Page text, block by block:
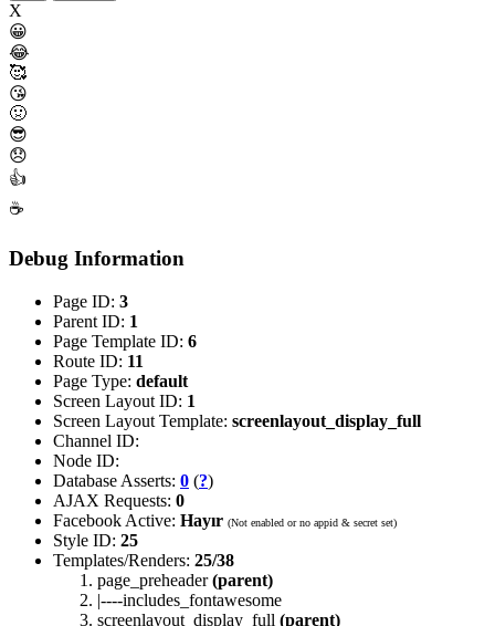
X
😀
😂
🥰
😘
🤢
😎
😞
👍
☕
Debug Information
Page ID: 3
Parent ID: 1
Page Template ID: 6
Route ID: 11
Page Type: default
Screen Layout ID: 1
Screen Layout Template: screenlayout_display_full
Channel ID:
Node ID:
Database Asserts: 0 (?)
AJAX Requests: 0
Facebook Active: Hayır (Not enabled or no appid & secret set)
Style ID: 25
Templates/Renders: 25/38
page_preheader(parent)
|----includes_fontawesome
screenlayout_display_full (parent)